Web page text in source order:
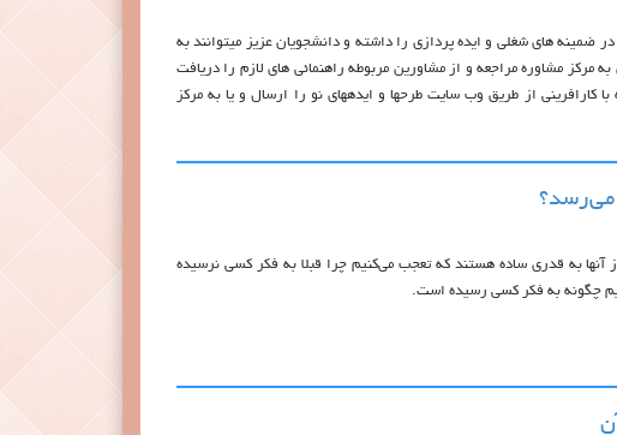
ضمینه های شغلی و ایده پردازی را داشته و دانشجویان عزیز میتوانند به
مرکز مشاوره مراجعه و از مشاورین مربوطه راهنمائی های لازم را دریافت
کارافرینی از طریق وب سایت طرحها و ایدههای نو را ارسال و یا به مرکز
می‌رسد؟
به قدری ساده هستند که تعجب می‌کنیم چرا قبلا به فکر کسی نرسیده
چگونه به فکر کسی رسیده است.